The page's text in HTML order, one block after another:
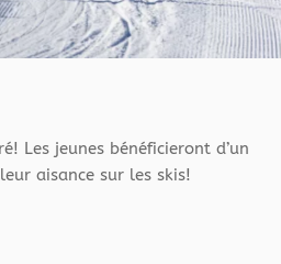
Les jeunes bénéficieront d’un
aisance sur les skis!